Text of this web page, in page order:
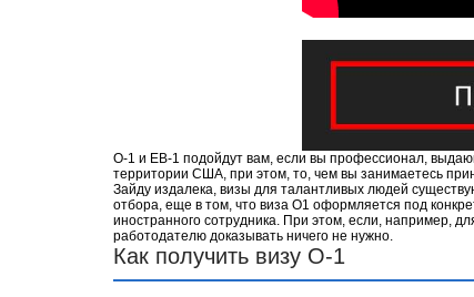
О-1 и EB-1 подойдут вам, если вы профессионал,
территории США, при этом, то, чем вы занимаетесь
Зайду издалека, визы для талантливых людей
отбора, еще в том, что виза О1 оформляется под
иностранного сотрудника. При этом, если, например,
работодателю доказывать ничего не нужно.
Как получить визу О-1